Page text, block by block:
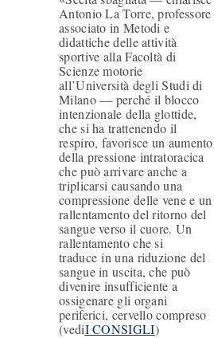
Antonio La Torre, professore
associato in Metodi e
didattiche delle attività
sportive alla Facoltà di
Scienze motorie
all’Università degli Studi di
Milano — perché il blocco
intenzionale della glottide,
che si ha trattenendo il
respiro, favorisce un aumento
della pressione intratoracica
che può arrivare anche a
triplicarsi causando una
compressione delle vene e un
rallentamento del ritorno del
sangue verso il cuore. Un
rallentamento che si
traduce in una riduzione del
sangue in uscita, che può
divenire insufficiente a
ossigenare gli organi
periferici, cervello compreso
(vediI CONSIGLI)